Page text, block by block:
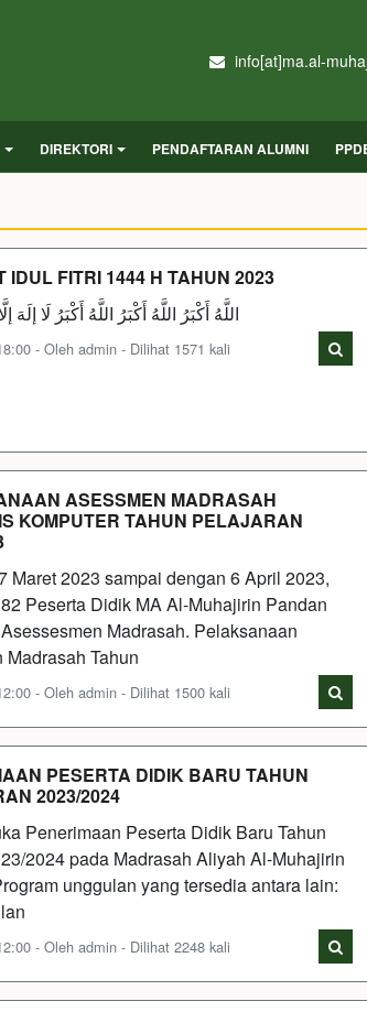
info[at]ma.al-
DIREKTORI PENDAFTARAN ALUMNI
IDUL FITRI 1444 H TAHUN 2023
اللَّهُ أَكْبَرُ اللَّهُ أَكْبَرُ اللَّهُ أَكْبَرُ لَا إلَهَ
- Oleh admin - Dilihat 1571 kali
ASESSMEN MADRASAH
KOMPUTER TAHUN PELAJARAN
Maret 2023 sampai dengan 6 April 2023,
Peserta Didik MA Al-Muhajirin Pandan
Madrasah. Pelaksanaan
Madrasah Tahun
- Oleh admin - Dilihat 1500 kali
PESERTA DIDIK BARU TAHUN
2023/2024
Penerimaan Peserta Didik Baru Tahun
2024 pada Madrasah Aliyah Al-Muhajirin
unggulan yang tersedia antara lain:
- Oleh admin - Dilihat 2248 kali